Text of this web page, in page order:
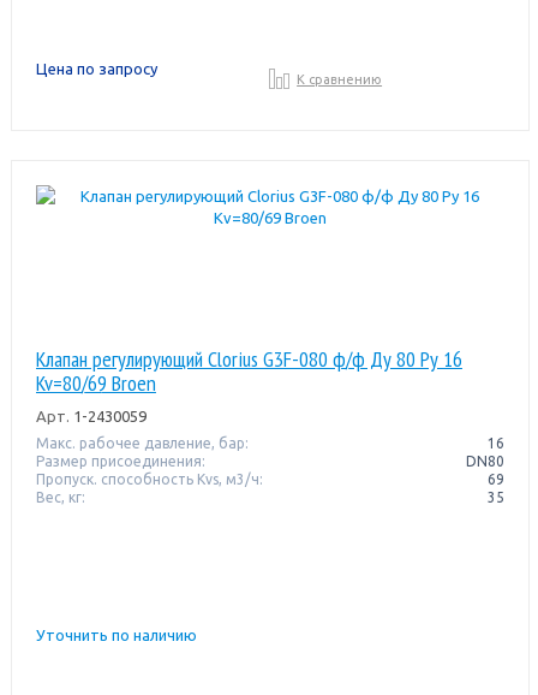
Цена по запросу
К сравнению
Клапан регулирующий Clorius G3F-080 ф/ф Ду 80 Ру 16
Kv=80/69 Broen
Арт. 1-2430059
Макс. рабочее давление, бар:
16
Размер присоединения:
DN80
Пропуск. способность Kvs, м3/ч:
69
Вес, кг:
35
Уточнить по наличию